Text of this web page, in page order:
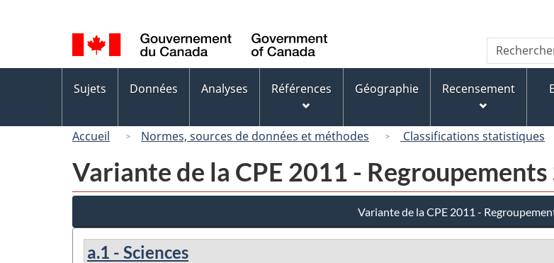
au
contenu
principal
« À
propos
de
ce
version
HTML
simplifiée
de
la
langue
Canada
Rechercher
dans
Canada
des
Sujets Données Analyses Références Géographie Recensement
Accueil Normes, sources de données et méthodes Classifications statistiques
Variante de la CPE 2011 - Regroupements
Variante de la CPE 2011 -
a.1 - Sciences